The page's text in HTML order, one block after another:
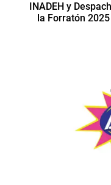
INADEH y
la Forratón